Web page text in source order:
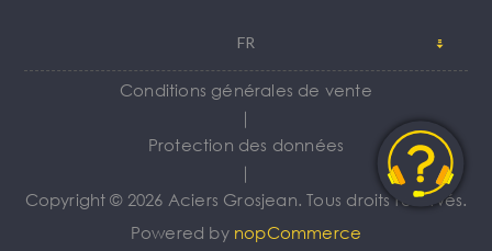
FR
Conditions générales de vente
｜
Protection des données
｜
Copyright © 2026 Aciers Grosjean. Tous droits réservés.
Powered by nopCommerce